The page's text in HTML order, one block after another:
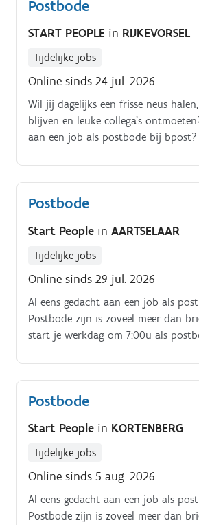
Postbode
START PEOPLE in RIJKEVORSEL
Tijdelijke jobs
Online sinds 24 jul. 2026
Wil jij dagelijks een frisse neus
blijven en leuke collega’s
aan een job als postbode bij bpost?
Postbode
Start People in AARTSELAAR
Tijdelijke jobs
Online sinds 29 jul. 2026
Al eens gedacht aan een job als
Postbode zijn is zoveel meer dan
start je werkdag om 7:00u als
sortering en voorbereiding van je
Postbode
Start People in KORTENBERG
Tijdelijke jobs
Online sinds 5 aug. 2026
Al eens gedacht aan een job als
Postbode zijn is zoveel meer dan